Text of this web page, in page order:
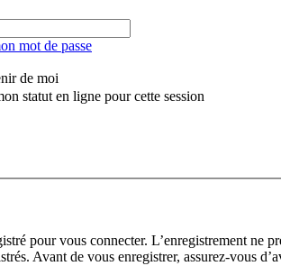
mot de passe
de moi
statut en ligne pour cette session
pour vous connecter. L’enregistrement ne
Avant de vous enregistrer, assurez-vous